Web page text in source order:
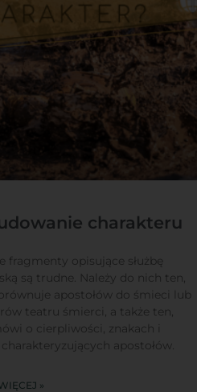
charakteru
fragmenty opisujące służbę
są trudne. Należy do nich ten,
apostołów do śmieci lub
teatru śmierci, a także ten,
o cierpliwości, znakach i
apostołów.
»